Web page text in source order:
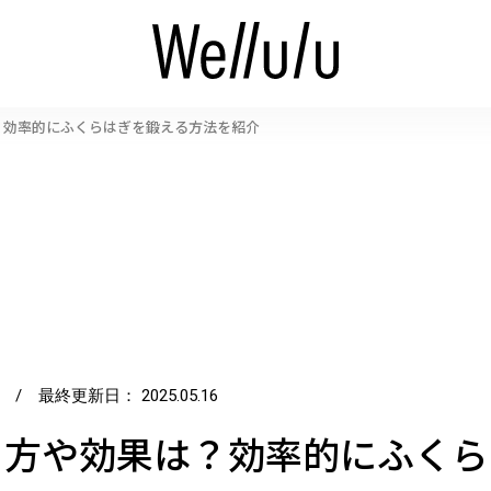
率的にふくらはぎを鍛える方法を紹介
/ 最終更新日： 2025.05.16
や効果は？効率的にふく